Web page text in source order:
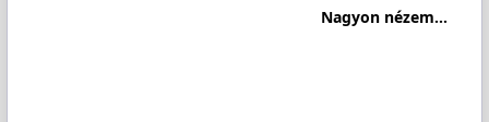
Nagyon nézem...